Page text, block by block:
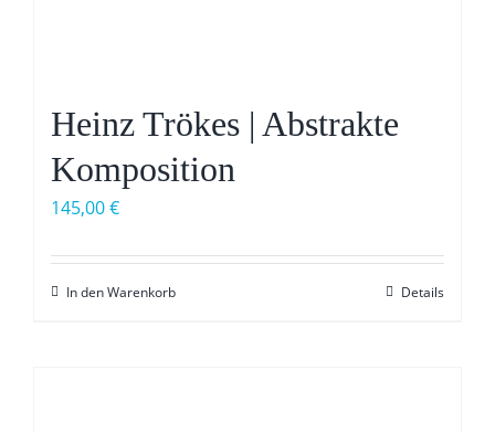
Heinz Trökes | Abstrakte
Komposition
145,00€
In den Warenkorb Details